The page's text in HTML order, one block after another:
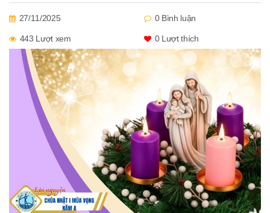
27/11/2025 0 Bình luận
443 Lượt xem 0Lượt thích